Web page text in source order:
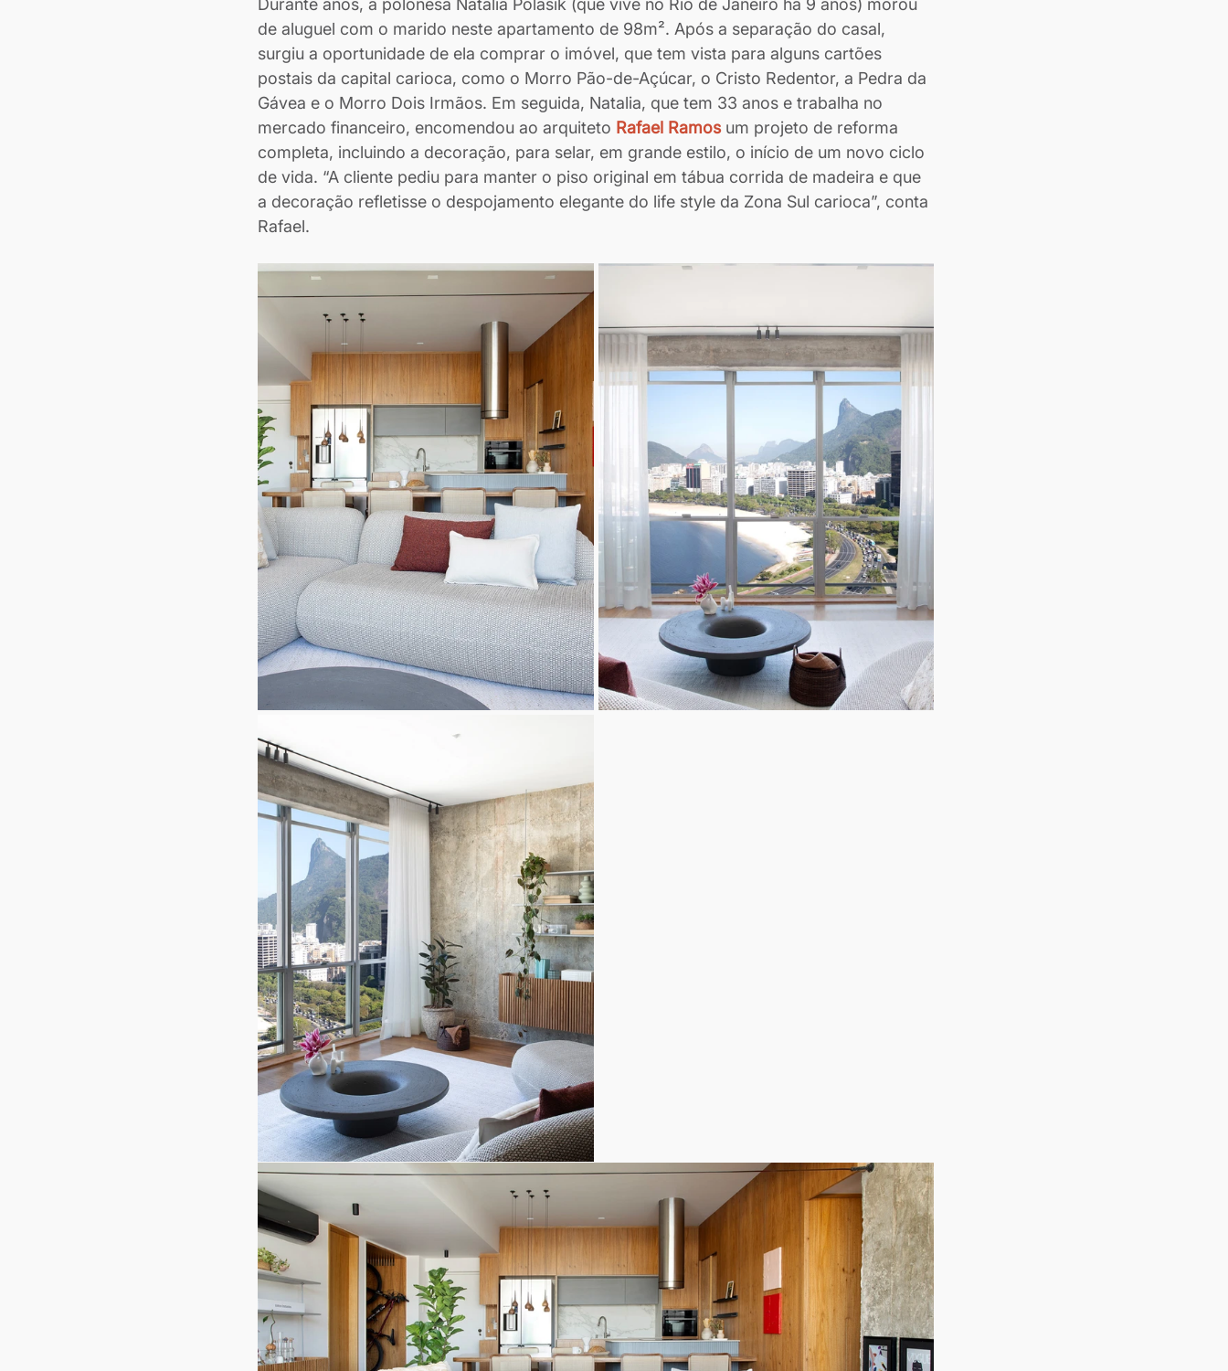
Durante anos, a polonesa Natalia Polasik (que vive no Rio de Janeiro há 9 anos) morou
de aluguel com o marido neste apartamento de 98m². Após a separação do casal,
surgiu a oportunidade de ela comprar o imóvel, que tem vista para alguns cartões
postais da capital carioca, como o Morro Pão-de-Açúcar, o Cristo Redentor, a Pedra da
Gávea e o Morro Dois Irmãos. Em seguida, Natalia, que tem 33 anos e trabalha no
mercado financeiro, encomendou ao arquiteto Rafael Ramos um projeto de reforma
completa, incluindo a decoração, para selar, em grande estilo, o início de um novo ciclo
de vida. “A cliente pediu para manter o piso original em tábua corrida de madeira e que
a decoração refletisse o despojamento elegante do life style da Zona Sul carioca”, conta
Rafael.